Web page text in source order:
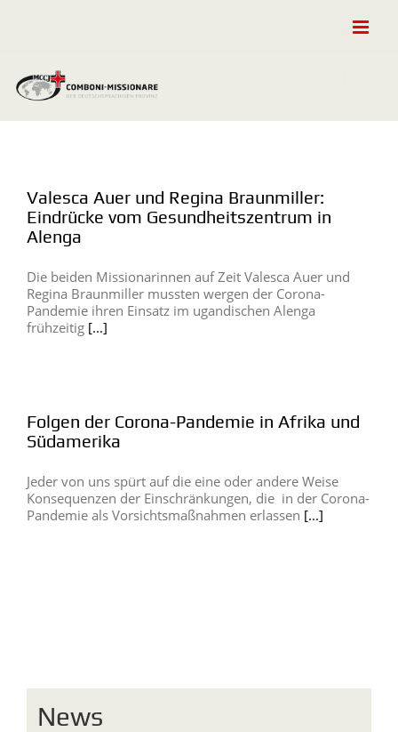
Valesca Auer und Regina Braunmiller:
Eindrücke vom Gesundheitszentrum in
Alenga
Die beiden Missionarinnen auf Zeit Valesca Auer und
Regina Braunmiller mussten wergen der Corona-
Pandemie ihren Einsatz im ugandischen Alenga
frühzeitig [...]
Folgen der Corona-Pandemie in Afrika und
Südamerika
Jeder von uns spürt auf die eine oder andere Weise
Konsequenzen der Einschränkungen, die in der Corona-
Pandemie als Vorsichtsmaßnahmen erlassen [...]
News